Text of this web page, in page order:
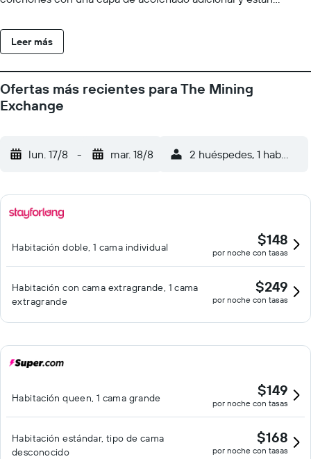
por cable con canales de suscripción. Los baños están
equipados con artículos de higiene personal gratuitos y secador
Internet wifi gratis con una velocidad de 50 Mbps o más. Las
habitaciones también incluyen ventilador de techo y cortinas
opacas. Se ofrece servicio nocturno de descubierta y servicio
en este hotel incluyen gimnasio abierto las 24 horas. Se pueden
posible que se aplique un recargo).
Leer más
Ofertas más recientes para The Mining
Exchange
lun. 17/8 - mar. 18/8 2 huéspedes, 1
Habitación doble, 1 cama individual $148
por noche con tasas
Habitación con cama extragrande, 1 cama
extragrande
$249
por noche con tasas
Habitación queen, 1 cama grande $149
por noche con tasas
Habitación estándar, tipo de cama
desconocido
$168
por noche con tasas